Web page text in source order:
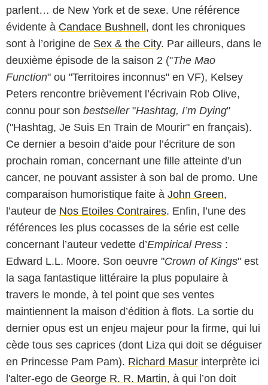
parlent… de New York et de sexe. Une référence
évidente à Candace Bushnell , dont les chroniques
sont à l’origine de Sex & the City. Par ailleurs, dans le
deuxième épisode de la saison 2 ("The Mao
Function" ou "Territoires inconnus" en VF), Kelsey
Peters rencontre brièvement l’écrivain Rob Olive,
connu pour son bestseller"Hashtag, I’m Dying"
("Hashtag, Je Suis En Train de Mourir" en français).
Ce dernier a besoin d’aide pour l’écriture de son
prochain roman, concernant une fille atteinte d’un
cancer, ne pouvant assister à son bal de promo. Une
comparaison humoristique faite à John Green,
l’auteur de Nos Etoiles Contraires. Enfin, l’une des
références les plus cocasses de la série est celle
concernant l’auteur vedette d’Empirical Press :
Edward L.L. Moore. Son oeuvre "Crown of Kings" est
la saga fantastique littéraire la plus populaire à
travers le monde, à tel point que ses ventes
maintiennent la maison d’édition à flots. La sortie du
dernier opus est un enjeu majeur pour la firme, qui lui
cède tous ses caprices (dont Liza qui doit se déguiser
en Princesse Pam Pam). Richard Masur interprète ici
l'alter-ego de George R. R. Martin, à qui l’on doit